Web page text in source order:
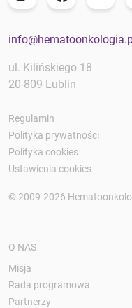
ul. Kilińskiego 18
20-809 Lublin
Regulamin
Polityka prywatności
Polityka cookies
Ustawienia cookies
© 2009-2026
O NAS
Misja
Rada programowa
Partnerzy